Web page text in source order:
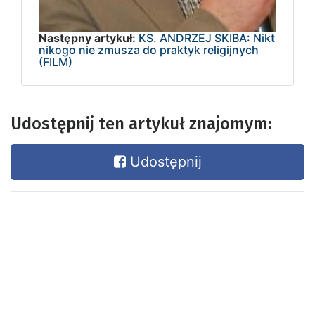
Następny artykuł: KS. ANDRZEJ SKIBA: Nikt
nikogo nie zmusza do praktyk religijnych
(FILM)
Udostępnij ten artykuł znajomym:
Udostępnij